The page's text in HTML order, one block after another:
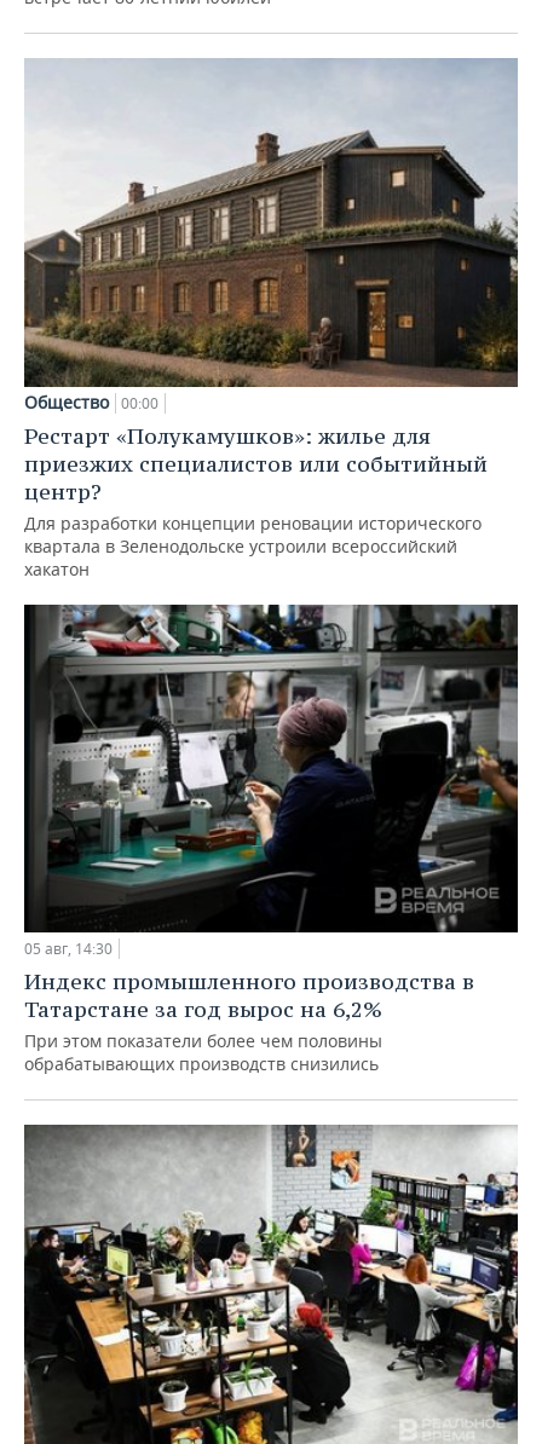
Общество 00:00
Рестарт «Полукамушков»: жилье для
приезжих специалистов или событийный
центр?
Для разработки концепции реновации исторического
квартала в Зеленодольске устроили всероссийский
хакатон
05 авг, 14:30
Индекс промышленного производства в
Татарстане за год вырос на 6,2%
При этом показатели более чем половины
обрабатывающих производств снизились